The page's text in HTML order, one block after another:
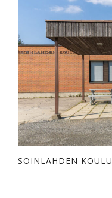
SOINLAHDEN KOULU